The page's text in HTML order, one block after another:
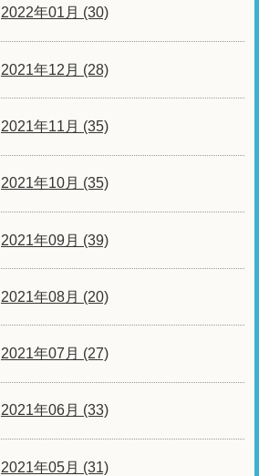
2022年01月 (30)
2021年12月 (28)
2021年11月 (35)
2021年10月 (35)
2021年09月 (39)
2021年08月 (20)
2021年07月 (27)
2021年06月 (33)
2021年05月 (31)